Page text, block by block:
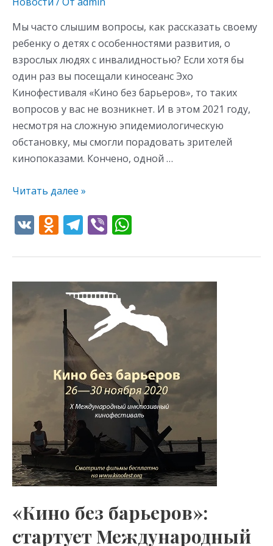
Мы часто слышим вопросы, как рассказать своему
ребенку о детях с особенностями развития, о
взрослых людях с инвалидностью? Если хотя бы
один раз вы посещали киносеанс Эхо
Кинофестиваля «Кино без барьеров», то таких
вопросов у вас не возникнет. И в этом 2021 году,
несмотря на сложную эпидемиологическую
обстановку, мы смогли порадовать зрителей
кинопоказами. Кончено, одной …
Читать далее »
V O
n
o
kl
as
s
ni
ki
T
e
gr
a
m
Vi
er at
s
A
p
«Кино без барьеров»:
стартует Международный
барьеров»:
Международный
инклюзивный
кинофестиваль